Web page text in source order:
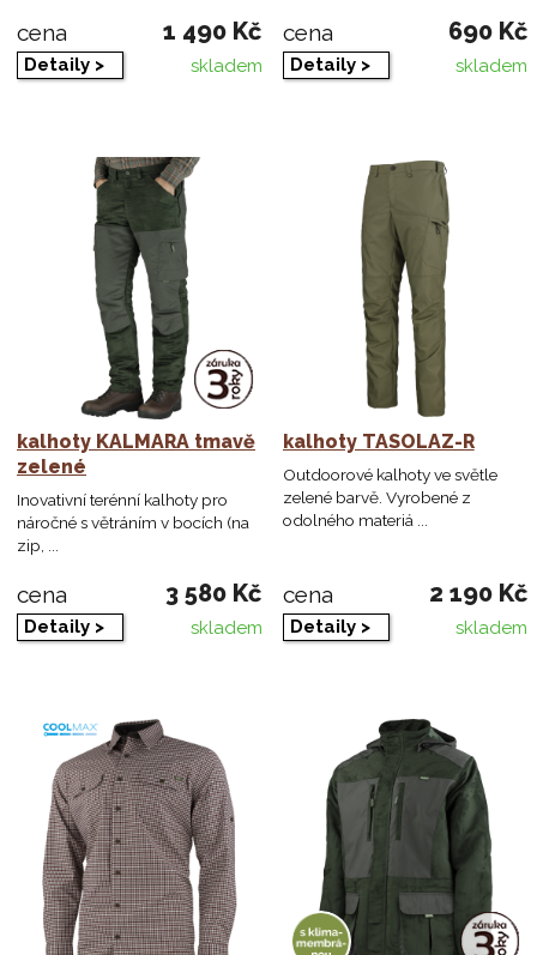
cena 1 490 Kč
Detaily > skladem
cena 690 Kč
Detaily > skladem
kalhoty KALMARA tmavě
zelené
Inovativní terénní kalhoty pro
náročné s větráním v bocích (na
zip, ...
cena 3 580 Kč
Detaily > skladem
kalhoty TASOLAZ-R
Outdoorové kalhoty ve světle
zelené barvě. Vyrobené z
odolného materiá ...
cena 2 190 Kč
Detaily > skladem